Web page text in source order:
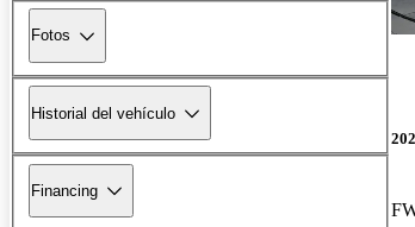
Fotos
Historial del vehículo
Financing